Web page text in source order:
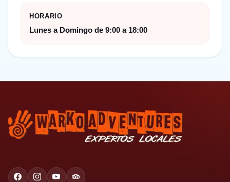
HORARIO
Lunes a Domingo de 9:00 a 18:00